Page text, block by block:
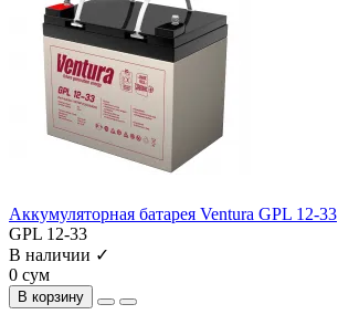
Аккумуляторная батарея Ventura GPL 12-33
GPL 12-33
В наличии ✓
0 сум
В корзину